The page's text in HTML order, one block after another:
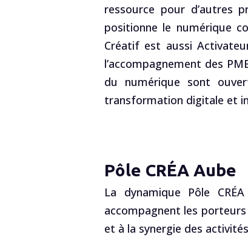
ressource pour d’autres
positionne le numérique
Créatif est aussi
l’accompagnement des
du numérique sont
transformation digitale et
Pôle CRÉA Aube
La dynamique Pôle
accompagnent les
et à la synergie des